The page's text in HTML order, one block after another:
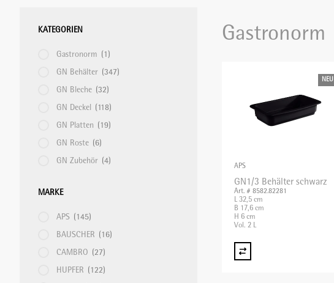
HEISSGETRÄNKE
KOCHPLATTEN/ÖFEN
TRINKGLÄSER MIT STIEL
KOCHGERÄTE
PFANNEN UND TÖPFE
SERVIERGESCHIRR
TISCHZUBEHÖR
TISCHTEXTILIEN
PLATE-MATE
REINIGUNGSMATERIAL
KATEGORIEN
Gastronorm (1)
GN Behälter (347)
GN Bleche (32)
GN Deckel (118)
GN Platten (19)
GN Roste (6)
GN Zubehör (4)
MARKE
APS (145)
BAUSCHER (16)
CAMBRO (27)
HUPFER (122)
Gastronorm
NEU
APS
GN1/3 Behälter schwarz
Art. # 8582.82281
L 32,5 cm
B 17,6 cm
H 6 cm
Vol. 2 L